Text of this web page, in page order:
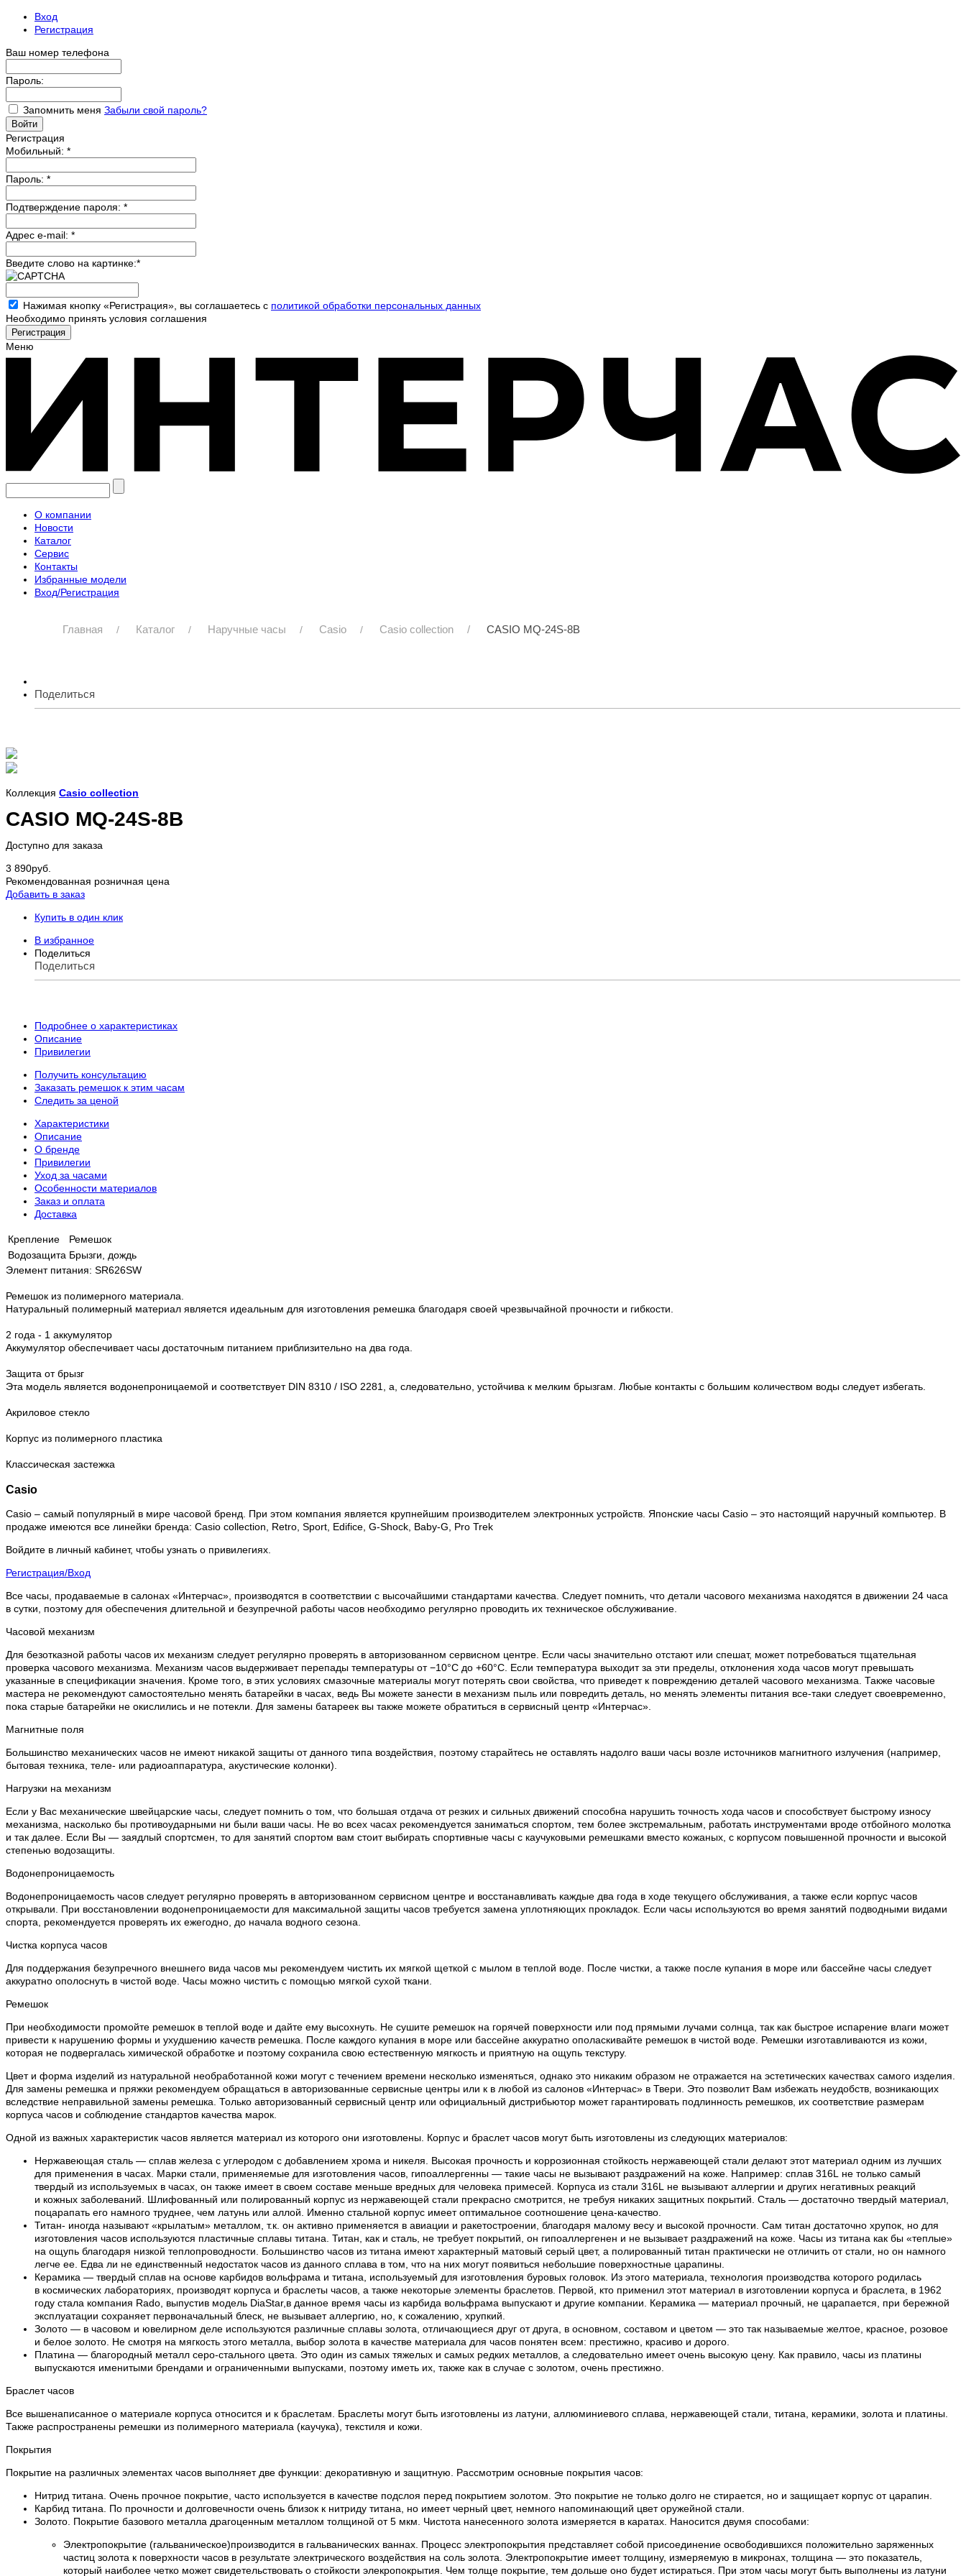
Вход
Регистрация
Ваш номер телефона
Пароль:
Запомнить меня Забыли свой пароль?
Регистрация
Мобильный: *
Пароль: *
Подтверждение пароля: *
Адрес e-mail: *
Введите слово на картинке:*
Нажимая кнопку «Регистрация», вы соглашаетесь с политикой обработки персональных данных
Необходимо принять условия соглашения
Меню
О компании
Новости
Каталог
Сервис
Контакты
Избранные модели
Вход/Регистрация
Главная Каталог Наручные часы Casio Casio collection CASIO MQ-24S-8B
Поделиться
Коллекция Casio collection
CASIO MQ-24S-8B
Доступно для заказа
3 890руб.
Рекомендованная розничная цена
Добавить в заказ
Купить в один клик
В избранное
Поделиться
Поделиться
Подробнее о характеристиках
Описание
Привилегии
Получить консультацию
Заказать ремешок к этим часам
Следить за ценой
Характеристики
Описание
О бренде
Привилегии
Уход за часами
Особенности материалов
Заказ и оплата
Доставка
Крепление
Ремешок
Водозащита Брызги, дождь
Элемент питания: SR626SW
Ремешок из полимерного материала.
Натуральный полимерный материал является идеальным для изготовления ремешка благодаря своей чрезвычайной прочности и гибкости.
2 года - 1 аккумулятор
Аккумулятор обеспечивает часы достаточным питанием приблизительно на два года.
Защита от брызг
Эта модель является водонепроницаемой и соответствует DIN 8310 / ISO 2281, а, следовательно, устойчива к мелким брызгам. Любые контакты с большим количеством воды следует избегать.
Акриловое стекло
Корпус из полимерного пластика
Классическая застежка
Casio
Casio – самый популярный в мире часовой бренд. При этом компания является крупнейшим производителем электронных устройств. Японские часы Casio – это настоящий наручный компьютер. В
продаже имеются все линейки бренда: Casio collection, Retro, Sport, Edifice, G-Shock, Baby-G, Pro Trek
Войдите в личный кабинет, чтобы узнать о привилегиях.
Регистрация/Вход
Все часы, продаваемые в салонах «Интерчас», производятся в соответствии с высочайшими стандартами качества. Следует помнить, что детали часового механизма находятся в движении 24 часа
в сутки, поэтому для обеспечения длительной и безупречной работы часов необходимо регулярно проводить их техническое обслуживание.
Часовой механизм
Для безотказной работы часов их механизм следует регулярно проверять в авторизованном сервисном центре. Если часы значительно отстают или спешат, может потребоваться тщательная
проверка часового механизма. Механизм часов выдерживает перепады температуры от −10°C до +60°C. Если температура выходит за эти пределы, отклонения хода часов могут превышать
указанные в спецификации значения. Кроме того, в этих условиях смазочные материалы могут потерять свои свойства, что приведет к повреждению деталей часового механизма. Также часовые
мастера не рекомендуют самостоятельно менять батарейки в часах, ведь Вы можете занести в механизм пыль или повредить деталь, но менять элементы питания все-таки следует своевременно,
пока старые батарейки не окислились и не потекли. Для замены батареек вы также можете обратиться в сервисный центр «Интерчас».
Магнитные поля
Большинство механических часов не имеют никакой защиты от данного типа воздействия, поэтому старайтесь не оставлять надолго ваши часы возле источников магнитного излучения (например,
бытовая техника, теле- или радиоаппаратура, акустические колонки).
Нагрузки на механизм
Если у Вас механические швейцарские часы, следует помнить о том, что большая отдача от резких и сильных движений способна нарушить точность хода часов и способствует быстрому износу
механизма, насколько бы противоударными ни были ваши часы. Не во всех часах рекомендуется заниматься спортом, тем более экстремальным, работать инструментами вроде отбойного молотка
и так далее. Если Вы — заядлый спортсмен, то для занятий спортом вам стоит выбирать спортивные часы с каучуковыми ремешками вместо кожаных, с корпусом повышенной прочности и высокой
степенью водозащиты.
Водонепроницаемость
Водонепроницаемость часов следует регулярно проверять в авторизованном сервисном центре и восстанавливать каждые два года в ходе текущего обслуживания, а также если корпус часов
открывали. При восстановлении водонепроницаемости для максимальной защиты часов требуется замена уплотняющих прокладок. Если часы используются во время занятий подводными видами
спорта, рекомендуется проверять их ежегодно, до начала водного сезона.
Чистка корпуса часов
Для поддержания безупречного внешнего вида часов мы рекомендуем чистить их мягкой щеткой с мылом в теплой воде. После чистки, а также после купания в море или бассейне часы следует
аккуратно ополоснуть в чистой воде. Часы можно чистить с помощью мягкой сухой ткани.
Ремешок
При необходимости промойте ремешок в теплой воде и дайте ему высохнуть. Не сушите ремешок на горячей поверхности или под прямыми лучами солнца, так как быстрое испарение влаги может
привести к нарушению формы и ухудшению качеств ремешка. После каждого купания в море или бассейне аккуратно ополаскивайте ремешок в чистой воде. Ремешки изготавливаются из кожи,
которая не подвергалась химической обработке и поэтому сохранила свою естественную мягкость и приятную на ощупь текстуру.
Цвет и форма изделий из натуральной необработанной кожи могут с течением времени несколько изменяться, однако это никаким образом не отражается на эстетических качествах самого изделия.
Для замены ремешка и пряжки рекомендуем обращаться в авторизованные сервисные центры или к в любой из салонов «Интерчас» в Твери. Это позволит Вам избежать неудобств, возникающих
вследствие неправильной замены ремешка. Только авторизованный сервисный центр или официальный дистрибьютор может гарантировать подлинность ремешков, их соответствие размерам
корпуса часов и соблюдение стандартов качества марок.
Одной из важных характеристик часов является материал из которого они изготовлены. Корпус и браслет часов могут быть изготовлены из следующих материалов:
Нержавеющая сталь — сплав железа с углеродом с добавлением хрома и никеля. Высокая прочность и коррозионная стойкость нержавеющей стали делают этот материал одним из лучших
для применения в часах. Марки стали, применяемые для изготовления часов, гипоаллергенны — такие часы не вызывают раздражений на коже. Например: сплав 316L не только самый
твердый из используемых в часах, он также имеет в своем составе меньше вредных для человека примесей. Корпуса из стали 316L не вызывают аллергии и других негативных реакций
и кожных заболеваний. Шлифованный или полированный корпус из нержавеющей стали прекрасно смотрится, не требуя никаких защитных покрытий. Сталь — достаточно твердый материал,
поцарапать его намного труднее, чем латунь или аллой. Именно стальной корпус имеет оптимальное соотношение цена-качество.
Титан- иногда называют «крылатым» металлом, т.к. он активно применяется в авиации и ракетостроении, благодаря малому весу и высокой прочности. Сам титан достаточно хрупок, но для
изготовления часов используются пластичные сплавы титана. Титан, как и сталь, не требует покрытий, он гипоаллергенен и не вызывает раздражений на коже. Часы из титана как бы «теплые»
на ощупь благодаря низкой теплопроводности. Большинство часов из титана имеют характерный матовый серый цвет, а полированный титан практически не отличить от стали, но он намного
легче ее. Едва ли не единственный недостаток часов из данного сплава в том, что на них могут появиться небольшие поверхностные царапины.
Керамика — твердый сплав на основе карбидов вольфрама и титана, используемый для изготовления буровых головок. Из этого материала, технология производства которого родилась
в космических лабораториях, производят корпуса и браслеты часов, а также некоторые элементы браслетов. Первой, кто применил этот материал в изготовлении корпуса и браслета, в 1962
году стала компания Rado, выпустив модель DiaStar,в данное время часы из карбида вольфрама выпускают и другие компании. Керамика — материал прочный, не царапается, при бережной
эксплуатации сохраняет первоначальный блеск, не вызывает аллергию, но, к сожалению, хрупкий.
Золото — в часовом и ювелирном деле используются различные сплавы золота, отличающиеся друг от друга, в основном, составом и цветом — это так называемые желтое, красное, розовое
и белое золото. Не смотря на мягкость этого металла, выбор золота в качестве материала для часов понятен всем: престижно, красиво и дорого.
Платина — благородный металл серо-стального цвета. Это один из самых тяжелых и самых редких металлов, а следовательно имеет очень высокую цену. Как правило, часы из платины
выпускаются именитыми брендами и ограниченными выпусками, поэтому иметь их, также как в случае с золотом, очень престижно.
Браслет часов
Все вышенаписанное о материале корпуса относится и к браслетам. Браслеты могут быть изготовлены из латуни, аллюминиевого сплава, нержавеющей стали, титана, керамики, золота и платины.
Также распространены ремешки из полимерного материала (каучука), текстиля и кожи.
Покрытия
Покрытие на различных элементах часов выполняет две функции: декоративную и защитную. Рассмотрим основные покрытия часов:
Нитрид титана. Очень прочное покрытие, часто используется в качестве подслоя перед покрытием золотом. Это покрытие не только долго не стирается, но и защищает корпус от царапин.
Карбид титана. По прочности и долговечности очень близок к нитриду титана, но имеет черный цвет, немного напоминающий цвет оружейной стали.
Золото. Покрытие базового металла драгоценным металлом толщиной от 5 мкм. Чистота нанесенного золота измеряется в каратах. Наносится двумя способами:
Электропокрытие (гальваническое)производится в гальванических ваннах. Процесс электропокрытия представляет собой присоединение освободившихся положительно заряженных
частиц золота к поверхности часов в результате электрического воздействия на соль золота. Электропокрытие имеет толщину, измеряемую в микронах, толщина — это показатель,
который наиболее четко может свидетельствовать о стойкости элекропокрытия. Чем толще покрытие, тем дольше оно будет истираться. При этом часы могут быть выполнены из латуни